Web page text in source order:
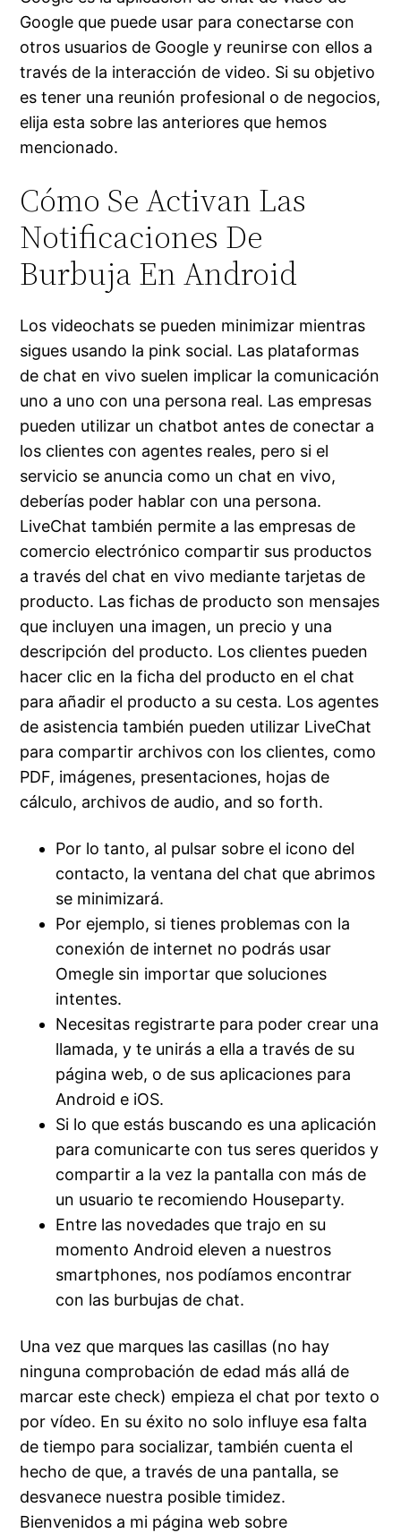
Google que puede usar para conectarse con
otros usuarios de Google y reunirse con ellos a
través de la interacción de video. Si su objetivo
es tener una reunión profesional o de negocios,
elija esta sobre las anteriores que hemos
mencionado.
Cómo Se Activan Las
Notificaciones De
Burbuja En Android
Los videochats se pueden minimizar mientras
sigues usando la pink social. Las plataformas
de chat en vivo suelen implicar la comunicación
uno a uno con una persona real. Las empresas
pueden utilizar un chatbot antes de conectar a
los clientes con agentes reales, pero si el
servicio se anuncia como un chat en vivo,
deberías poder hablar con una persona.
LiveChat también permite a las empresas de
comercio electrónico compartir sus productos
a través del chat en vivo mediante tarjetas de
producto. Las fichas de producto son mensajes
que incluyen una imagen, un precio y una
descripción del producto. Los clientes pueden
hacer clic en la ficha del producto en el chat
para añadir el producto a su cesta. Los agentes
de asistencia también pueden utilizar LiveChat
para compartir archivos con los clientes, como
PDF, imágenes, presentaciones, hojas de
cálculo, archivos de audio, and so forth.
Por lo tanto, al pulsar sobre el icono del
contacto, la ventana del chat que abrimos
se minimizará.
Por ejemplo, si tienes problemas con la
conexión de internet no podrás usar
Omegle sin importar que soluciones
intentes.
Necesitas registrarte para poder crear una
llamada, y te unirás a ella a través de su
página web, o de sus aplicaciones para
Android e iOS.
Si lo que estás buscando es una aplicación
para comunicarte con tus seres queridos y
compartir a la vez la pantalla con más de
un usuario te recomiendo Houseparty.
Entre las novedades que trajo en su
momento Android eleven a nuestros
smartphones, nos podíamos encontrar
con las burbujas de chat.
Una vez que marques las casillas (no hay
ninguna comprobación de edad más allá de
marcar este check) empieza el chat por texto o
por vídeo. En su éxito no solo influye esa falta
de tiempo para socializar, también cuenta el
hecho de que, a través de una pantalla, se
desvanece nuestra posible timidez.
Bienvenidos a mi página web sobre